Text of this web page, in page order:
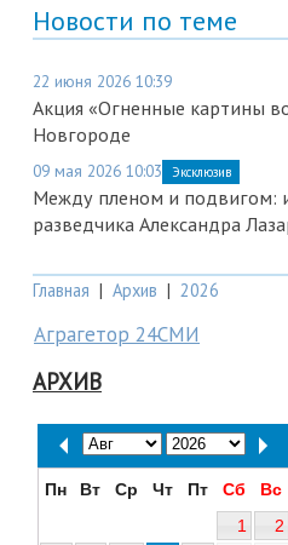
Новости по теме
22 июня 2026 10:39
Акция «Огненные картины
Новгороде
09 мая 2026 10:03 Эксклюзив
Между пленом и подвигом:
разведчика Александра
Главная | Архив | 2026
Аграгетор 24СМИ
АРХИВ
Пн Вт Ср Чт Пт Сб
Вс
1
2